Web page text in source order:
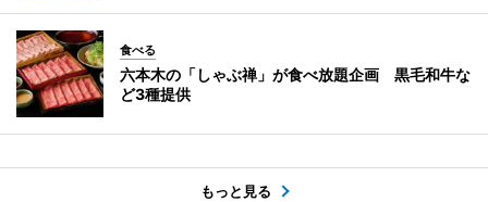
食べる
六本木の「しゃぶ禅」が食べ放題企画 黒毛和牛な
ど3種提供
もっと見る